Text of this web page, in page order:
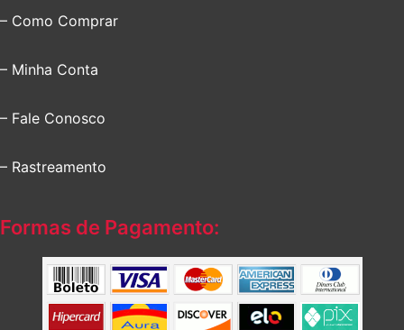
– Como Comprar
– Minha Conta
– Fale Conosco
– Rastreamento
Formas de Pagamento: